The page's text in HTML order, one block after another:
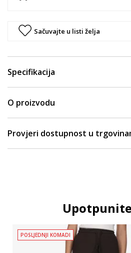
Sačuvajte u listi želja
Specifikacija
O proizvodu
Provjeri dostupnost u
POSLJEDNJI KOMADI